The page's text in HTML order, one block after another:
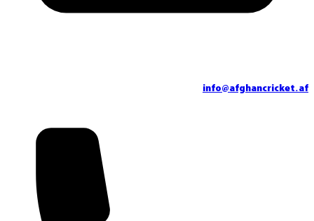
info@afghancricket.af